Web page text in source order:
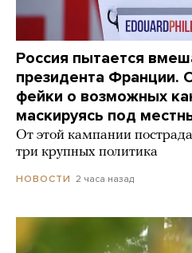
Россия пытается
президента Франции.
фейки о возможных
маскируясь под
От этой кампании
три крупных политика
НОВОСТИ 2 часа назад